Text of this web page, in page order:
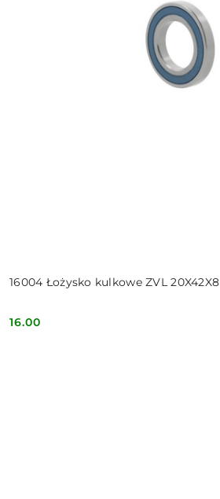
16004 Łożysko kulkowe ZVL 20X42X8
Cena:
16.00